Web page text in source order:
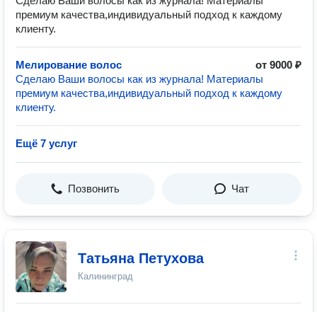
премиум качества,индивидуальный подход к каждому
клиенту.
Мелирование волос
от 9000 ₽
Сделаю Ваши волосы как из журнала! Материалы
премиум качества,индивидуальный подход к каждому
клиенту.
Ещё 7 услуг
Позвонить Чат
Татьяна Петухова
Калининград